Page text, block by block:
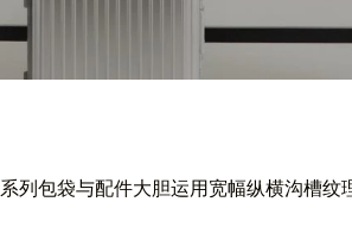
列包袋与配件大胆运用宽幅纵横沟槽